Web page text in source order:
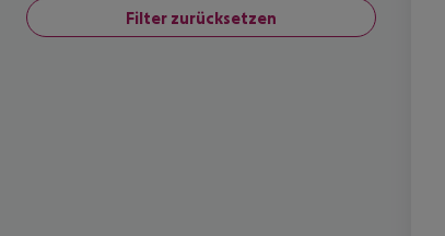
Filter zurücksetzen